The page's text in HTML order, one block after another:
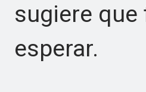
sugiere
esperar.